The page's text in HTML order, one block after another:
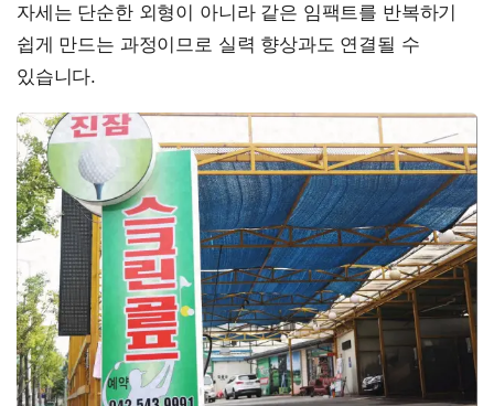
자세는 단순한 외형이 아니라 같은 임팩트를 반복하기
쉽게 만드는 과정이므로 실력 향상과도 연결될 수
있습니다.